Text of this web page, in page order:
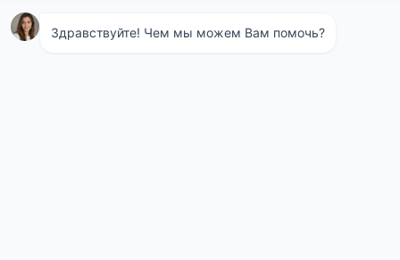
борьбы с уховертками, гарантируя чистоту и
безопасность вашего дома.